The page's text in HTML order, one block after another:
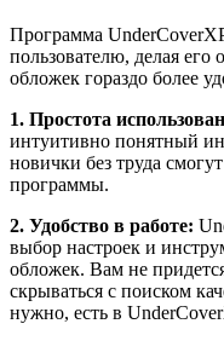
Программа
пользователю, делая
обложек гораздо более
1. Простота
интуитивно понятный
новички без труда
программы.
2. Удобство в работе:
выбор настроек и
обложек. Вам не
скрываться с поиском
нужно, есть в